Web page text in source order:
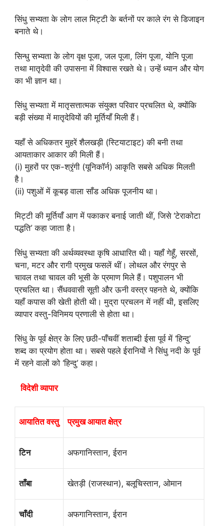
सिंधु सभ्यता के लोग लाल मिट्टी के बर्तनों पर काले रंग से डिजाइन
बनाते थे।
सिन्धु सभ्यता के लोग वृक्ष पूजा, जल पूजा, लिंग पूजा, योनि पूजा
तथा मातृदेवी की उपासना में विश्वास रखते थे। उन्हें ध्यान और योग
का भी ज्ञान था।
सिंधु सभ्यता में मातृसत्तात्मक संयुक्त परिवार प्रचलित थे, क्योंकि
बड़ी संख्या में मातृदेवियों की मूर्तियाँ मिली हैं।
यहाँ से अधिकतर मुहरें शैलखड़ी (स्टियाटाइट) की बनी तथा
आयताकार आकार की मिली हैं।
(i) मुहरों पर एक-श्रृंगी (यूनिकॉर्न) आकृति सबसे अधिक मिलती
है।
(ii) पशुओं में कूबड़ वाला साँड अधिक पूजनीय था।
मिट्टी की मूर्तियाँ आग में पकाकर बनाई जाती थीं, जिसे ‘टेराकोटा
पद्धति’ कहा जाता है।
सिंधु सभ्यता की अर्थव्यवस्था कृषि आधारित थी। यहाँ गेहूँ, सरसों,
चना, मटर और रागी प्रमुख फसलें थीं। लोथल और रंगपुर से
चावल तथा चावल की भूसी के प्रमाण मिले हैं। पशुपालन भी
प्रचलित था। सैंधववासी सूती और ऊनी वस्त्र पहनते थे, क्योंकि
यहाँ कपास की खेती होती थी। मुद्रा प्रचलन में नहीं थी, इसलिए
व्यापार वस्तु-विनिमय प्रणाली से होता था।
सिंधु के पूर्व क्षेत्र के लिए छठी-पाँचवीं शताब्दी ईसा पूर्व में ‘हिन्दु’
शब्द का प्रयोग होता था। सबसे पहले ईरानियों ने सिंधु नदी के पूर्व
में रहने वालों को ‘हिन्दु’ कहा।
विदेशी व्यापार
आयातित वस्तु प्रमुख आयात क्षेत्र
टिन अफगानिस्तान, ईरान
ताँबा खेतड़ी (राजस्थान), बलूचिस्तान, ओमान
चाँदी अफगानिस्तान, ईरान